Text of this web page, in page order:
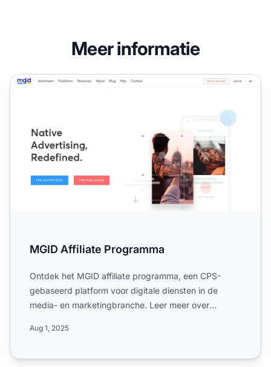
Meer informatie
MGID Affiliate Programma
MGID Affiliate Programma
Ontdek het MGID affiliate programma, een CPS-
gebaseerd platform voor digitale diensten in de
media- en marketingbranche. Leer meer over
Aug 1, 2025